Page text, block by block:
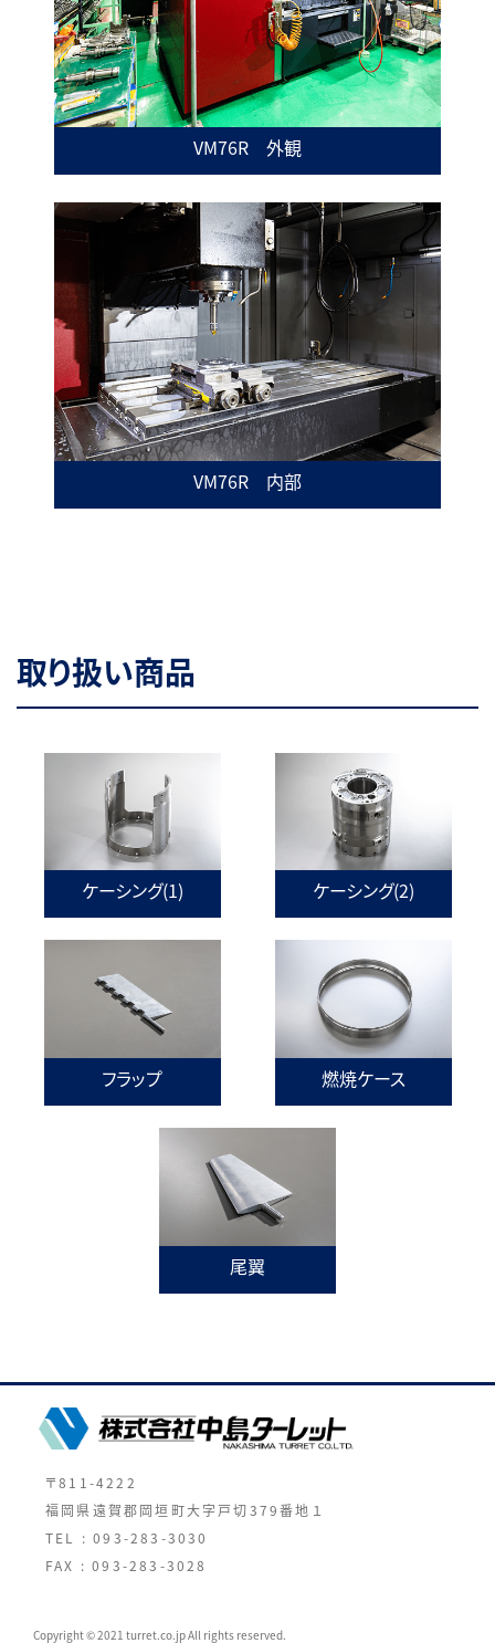
VM76R 外観
VM76R 内部
取り扱い商品
ケーシング(1) ケーシング(2)
フラップ 燃焼ケース
尾翼
〒811-4222
福岡県遠賀郡岡垣町大字戸切379番地１
TEL : 093-283-3030
FAX : 093-283-3028
Copyright © 2021 turret.co.jp All rights reserved.